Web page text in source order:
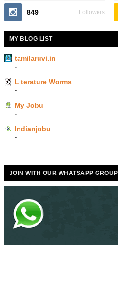
849 Followers
MY BLOG LIST
tamilaruvi.in
-
Literature Worms
-
My Jobu
-
Indianjobu
-
JOIN WITH OUR WHATSAPP GROUP